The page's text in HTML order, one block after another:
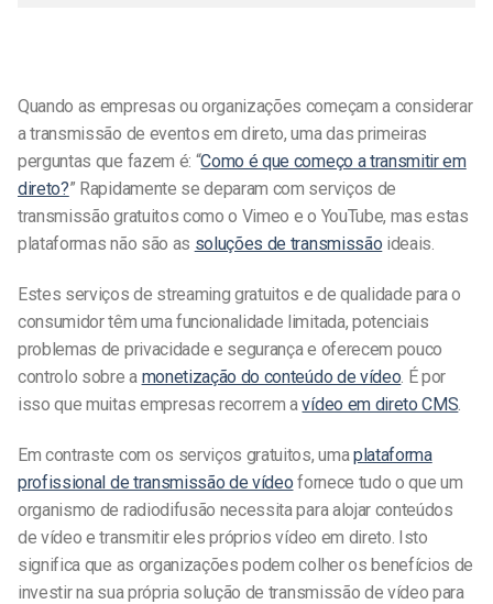
Quando as empresas ou organizações começam a considerar
a transmissão de eventos em direto, uma das primeiras
perguntas que fazem é: “Como é que começo a transmitir em
direto?” Rapidamente se deparam com serviços de
transmissão gratuitos como o Vimeo e o YouTube, mas estas
plataformas não são as soluções de transmissão ideais.
Estes serviços de streaming gratuitos e de qualidade para o
consumidor têm uma funcionalidade limitada, potenciais
problemas de privacidade e segurança e oferecem pouco
controlo sobre a monetização do conteúdo de vídeo. É por
isso que muitas empresas recorrem avídeo em direto CMS.
Em contraste com os serviços gratuitos, umaplataforma
profissional de transmissão de vídeo fornece tudo o que um
organismo de radiodifusão necessita para alojar conteúdos
de vídeo e transmitir eles próprios vídeo em direto. Isto
significa que as organizações podem colher os benefícios de
investir na sua própria solução de transmissão de vídeo para